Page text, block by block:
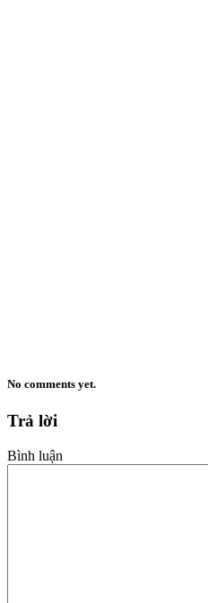
No comments yet.
Trả lời
Bình luận